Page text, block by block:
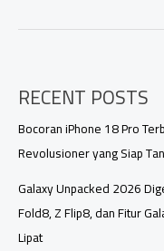
Spek
Gahar
Harga
Mengejutkan
RECENT POSTS
Bocoran iPhone 18 Pro
Revolusioner yang Siap
Galaxy Unpacked 2026
Fold8, Z Flip8, dan Fitur
Lipat